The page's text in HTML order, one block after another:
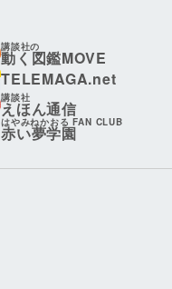
講談社の
動く図鑑MOVE
TELEMAGA.net
講談社
えほん通信
はやみねかおる FAN CLUB
赤い夢学園